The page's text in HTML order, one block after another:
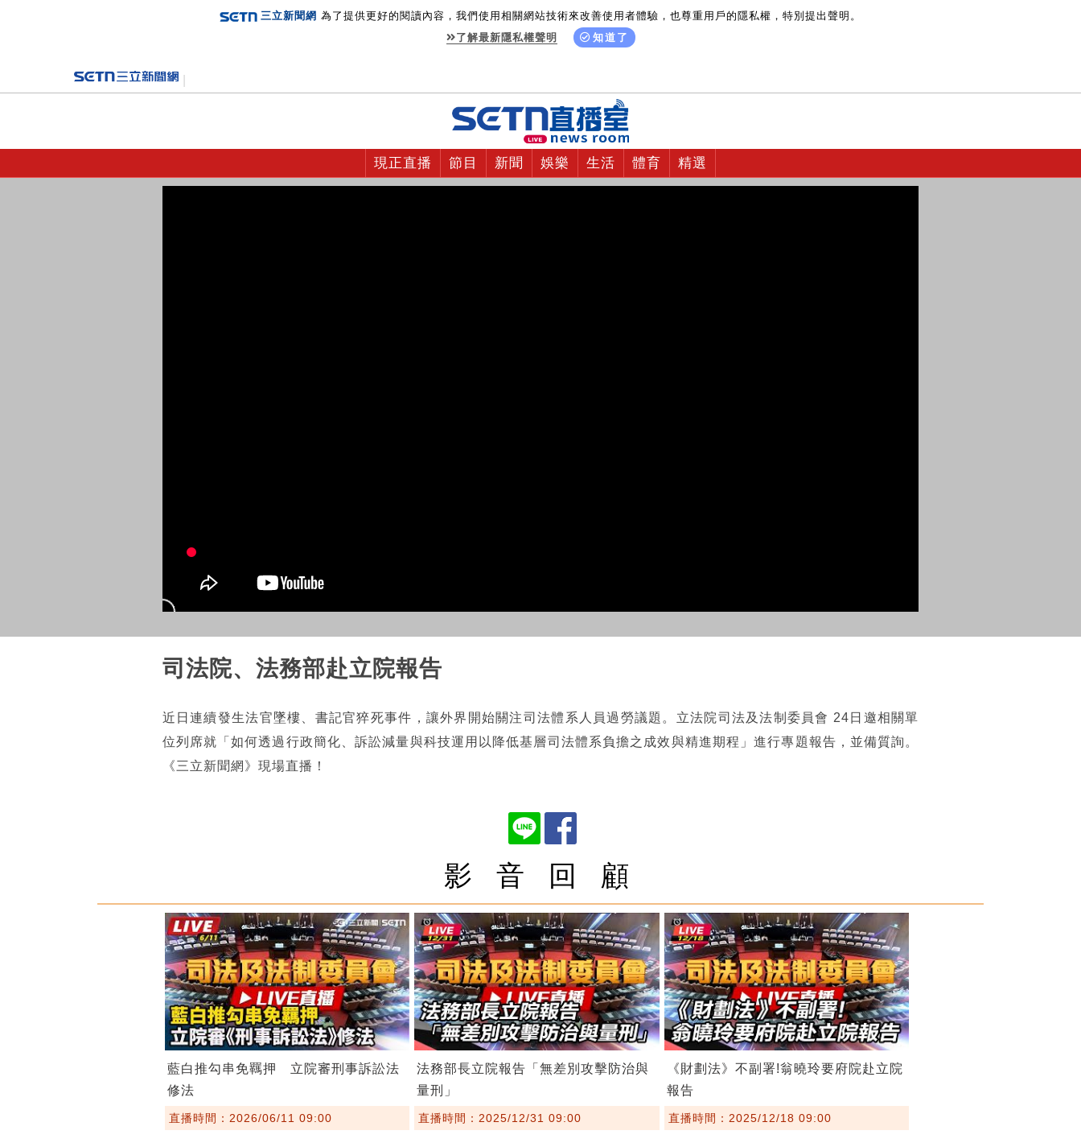
三立新聞網 為了提供更好的閱讀內容，我們使用相關網站技術來改善使用者體驗，也尊重用戶的隱私權，特別提出聲明。
了解最新隱私權聲明
知道了
現正直播 節目 新聞 娛樂 生活 體育 精選
司法院、法務部赴立院報告
近日連續發生法官墜樓、書記官猝死事件，讓外界開始關注司法體系人員過勞議題。立法院司法及法制委員會 24日邀相關單
位列席就「如何透過行政簡化、訴訟減量與科技運用以降低基層司法體系負擔之成效與精進期程」進行專題報告，並備質詢。
《三立新聞網》現場直播！
影 音 回 顧
藍白推勾串免羈押 立院審刑事訴訟法
修法
直播時間：2026/06/11 09:00
法務部長立院報告「無差別攻擊防治與
量刑」
直播時間：2025/12/31 09:00
《財劃法》不副署!翁曉玲要府院赴立院
報告
直播時間：2025/12/18 09:00